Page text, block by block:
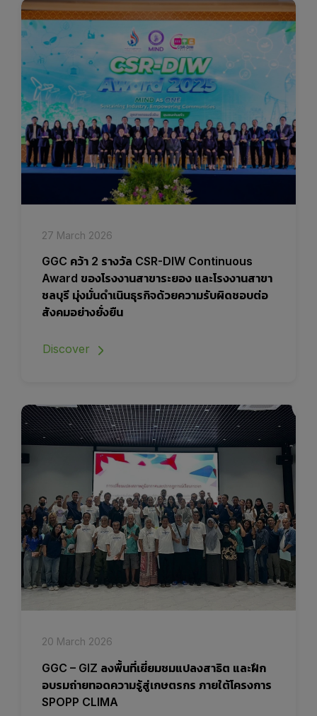
27 March 2026
GGC คว้า 2 รางวัล CSR-DIW Continuous
Award ของโรงงานสาขาระยอง และโรงงานสาขา
ชลบุรี มุ่งมั่นดำเนินธุรกิจด้วยความรับผิดชอบต่อ
สังคมอย่างยั่งยืน
Discover
20 March 2026
GGC – GIZ ลงพื้นที่เยี่ยมชมแปลงสาธิต และฝึก
อบรมถ่ายทอดความรู้สู่เกษตรกร ภายใต้โครงการ
SPOPP CLIMA